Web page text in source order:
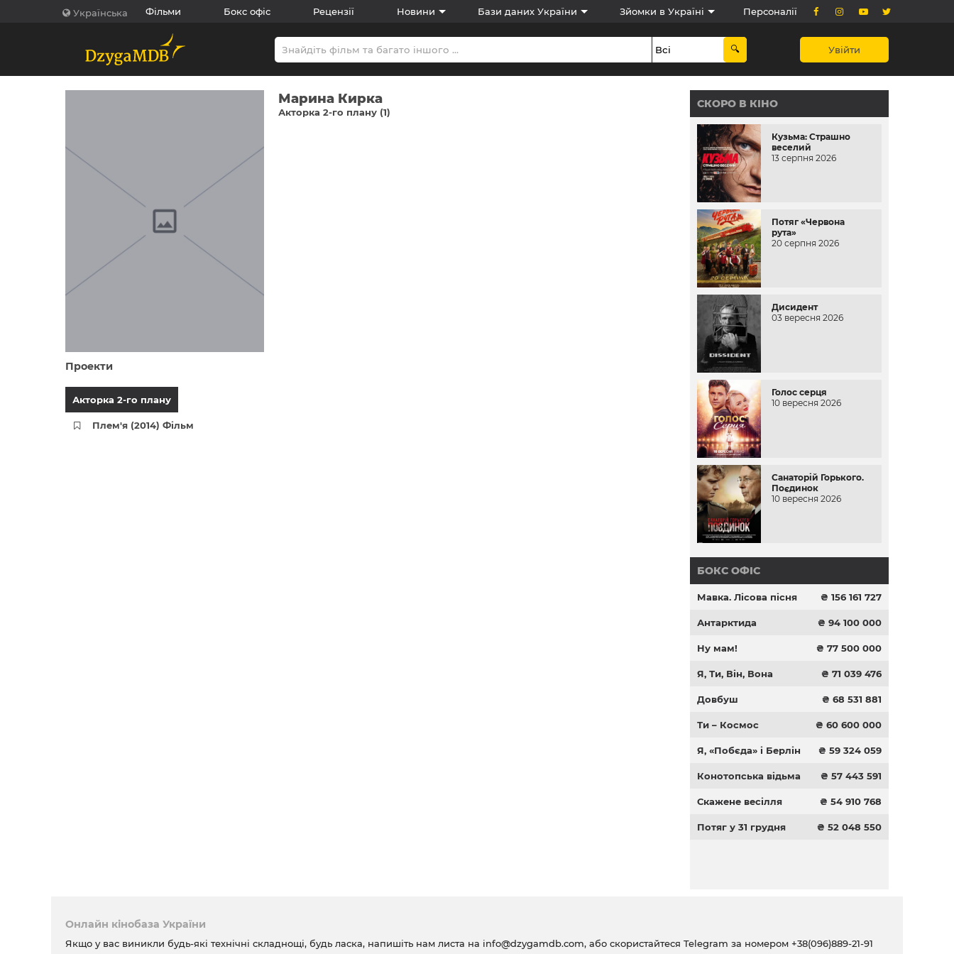
Українська Фільми Бокс офіс Рецензії Новини Бази даних України Зйомки в Україні Персоналії
Увійти
Марина Кирка
Акторка 2-го плану (1)
Проекти
Акторка 2-го плану
Плем'я (2014) Фільм
СКОРО В КІНО
Кузьма: Страшно
веселий
13 серпня 2026
Потяг «Червона
рута»
20 серпня 2026
Дисидент
03 вересня 2026
Голос серця
10 вересня 2026
Санаторій Горького.
Поєдинок
10 вересня 2026
БОКС ОФІС
Мавка. Лісова пісня ₴ 156 161 727
Антарктида ₴ 94 100 000
Ну мам! ₴ 77 500 000
Я, Ти, Він, Вона ₴ 71 039 476
Довбуш ₴ 68 531 881
Ти – Космос ₴ 60 600 000
Я, «Побєда» і Берлін ₴ 59 324 059
Конотопська відьма ₴ 57 443 591
Скажене весілля ₴ 54 910 768
Потяг у 31 грудня ₴ 52 048 550
Онлайн кінобаза України
Якщо у вас виникли будь-які технічні складнощі, будь ласка, напишіть нам листа на info@dzygamdb.com, або скористайтеся Telegram за номером +38(096)889-21-91